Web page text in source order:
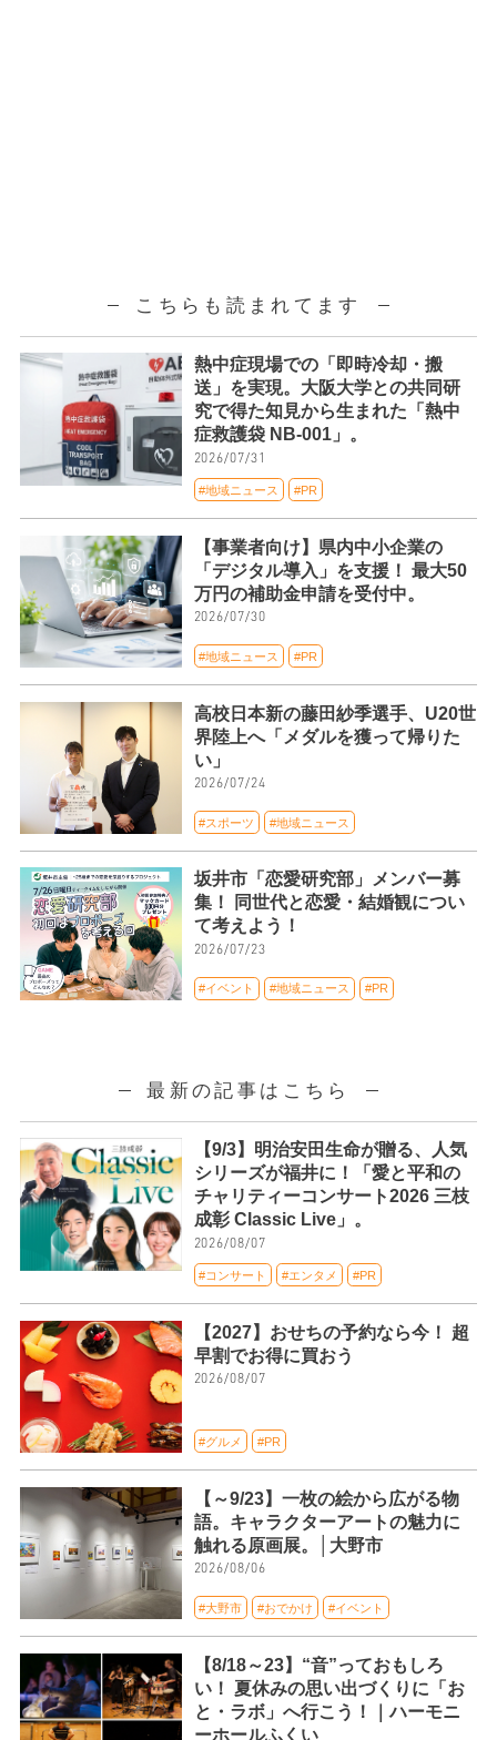
こちらも読まれてます
熱中症現場での「即時冷却・搬
送」を実現。大阪大学との共同研
究で得た知見から生まれた「熱中
症救護袋 NB-001」。
2026/07/31
#地域ニュース #PR
【事業者向け】県内中小企業の
「デジタル導入」を支援！ 最大50
万円の補助金申請を受付中。
2026/07/30
#地域ニュース #PR
高校日本新の藤田紗季選手、U20世
界陸上へ「メダルを獲って帰りた
い」
2026/07/24
#スポーツ #地域ニュース
坂井市「恋愛研究部」メンバー募
集！ 同世代と恋愛・結婚観につい
て考えよう！
2026/07/23
#イベント #地域ニュース #PR
最新の記事はこちら
【9/3】明治安田生命が贈る、人気
シリーズが福井に！「愛と平和の
チャリティーコンサート2026 三枝
成彰 Classic Live」。
2026/08/07
#コンサート #エンタメ #PR
【2027】おせちの予約なら今！ 超
早割でお得に買おう
2026/08/07
#グルメ #PR
【～9/23】一枚の絵から広がる物
語。キャラクターアートの魅力に
触れる原画展。│大野市
2026/08/06
#大野市 #おでかけ #イベント
【8/18～23】“音”っておもしろ
い！ 夏休みの思い出づくりに「お
と・ラボ」へ行こう！｜ハーモニ
ーホールふくい